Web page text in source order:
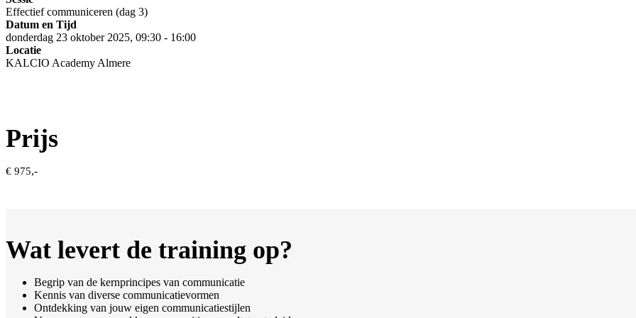
Effectief communiceren (dag 3)
Datum en Tijd
donderdag 23 oktober 2025, 09:30 - 16:00
Locatie
KALCIO Academy Almere
Prijs
€ 975,-
Wat levert de training op?
Begrip van de kernprincipes van communicatie
Kennis van diverse communicatievormen
Ontdekking van jouw eigen communicatiestijlen